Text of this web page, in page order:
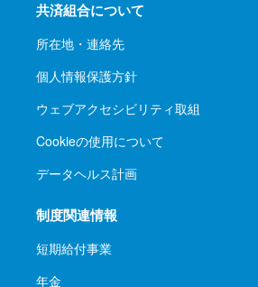
共済組合について
所在地・連絡先
個人情報保護方針
ウェブアクセシビリティ取組
Cookieの使用について
データヘルス計画
制度関連情報
短期給付事業
年金